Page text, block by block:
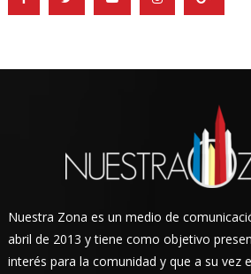
Nuestra Zona es un medio de
abril de 2013 y tiene como objetivo
interés para la comunidad y que a su vez